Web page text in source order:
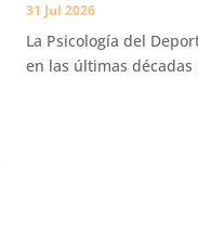
31 Jul 2026
La Psicología del
en las últimas